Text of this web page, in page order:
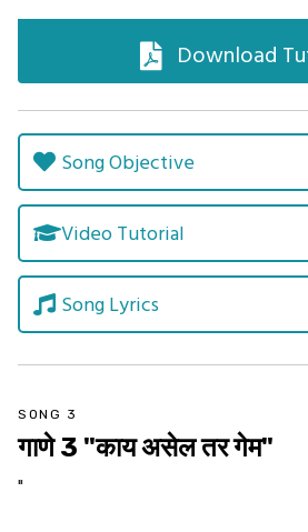
Download
Song Objective
Video Tutorial
Song Lyrics
SONG 3
गाणे 3 "काय असेल तर गेम"
"